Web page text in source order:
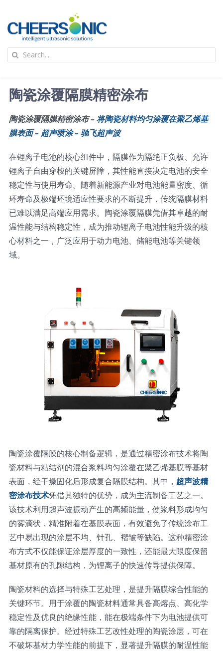
content
应用
超声波设备
技术及原理
氢能技术科普
光伏技术科普
医疗器械技术科普
粉体行业技术科普
超声波喷涂原理
超声波喷雾成型系统
流量
双进液
耐化学腐蚀的喷嘴
喷嘴兼容性
新闻
联系我们
ENGLISH
Search
陶瓷涂覆隔膜精密涂布
陶瓷涂覆隔膜精密涂布 –将陶瓷材料均匀涂覆在聚乙烯基
膜表面 – 超声喷涂 – 驰飞超声波
在锂离子电池的核心组件中，隔膜作为隔绝正负极、允许
锂离子自由穿梭的关键屏障，其性能直接决定电池的安全
稳定性与使用寿命。随着新能源产业对电池能量密度、循
环寿命及极端环境适应性要求的不断提升，传统隔膜材料
已难以满足高端应用需求。陶瓷涂覆隔膜凭借其卓越的耐
温性能与结构稳定性，成为推动锂离子电池性能升级的核
心材料之一，广泛应用于动力电池、储能电池等关键领
域。
陶瓷涂覆隔膜的核心制备逻辑，是通过精密涂布技术将陶
瓷材料与粘结剂的混合浆料均匀涂覆在聚乙烯基膜等基材
表面，经干燥固化后形成复合隔膜结构。其中， 超声波精
密涂布技术凭借其独特的优势，成为主流制备工艺之一。
该技术利用超声波振动产生的高频能量，使浆料形成均匀
的雾滴状，精准附着在基膜表面，有效避免了传统涂布工
艺中易出现的涂层不均、针孔、褶皱等缺陷。这种精密涂
布方式不仅能保证涂层厚度的一致性，还能最大限度保留
基材原有的孔隙结构，为锂离子的快速传导提供保障。
陶瓷材料的选择与特殊工艺处理，是提升隔膜综合性能的
关键环节。用于涂覆的陶瓷材料通常具备高熔点、高化学
稳定性及优良的绝缘性能，能在极端条件下为电池提供可
靠的隔离保护。经过特殊工艺改性处理的陶瓷涂层，可在
不破坏基材力学性能的前提下，显著提升隔膜的耐温性能